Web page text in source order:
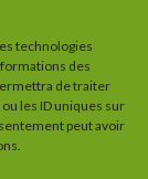
technologies
des
de traiter
les ID uniques sur
peut avoir